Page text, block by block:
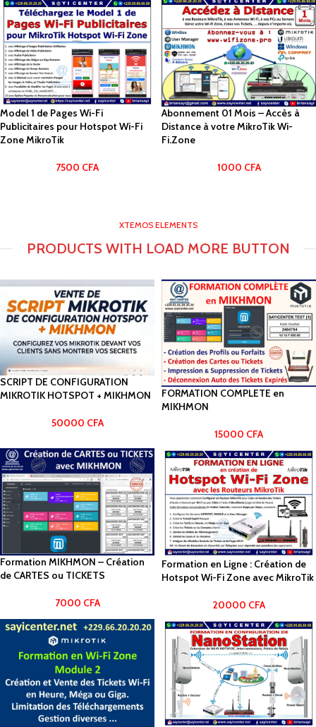
Model 1 de Pages Wi-Fi
Publicitaires pour Hotspot Wi-Fi
Zone MikroTik
7500 CFA
Abonnement 01 Mois – Accès à
Distance à votre MikroTik Wi-
Fi.Zone
1000 CFA
XTEMOS ELEMENTS
PRODUCTS WITH LOAD MORE BUTTON
SCRIPT DE CONFIGURATION
MIKROTIK HOTSPOT + MIKHMON
50000 CFA
FORMATION COMPLETE en
MIKHMON
15000 CFA
Formation MIKHMON – Création
de CARTES ou TICKETS
7000 CFA
Formation en Ligne : Création de
Hotspot Wi-Fi Zone avec MikroTik
20000 CFA